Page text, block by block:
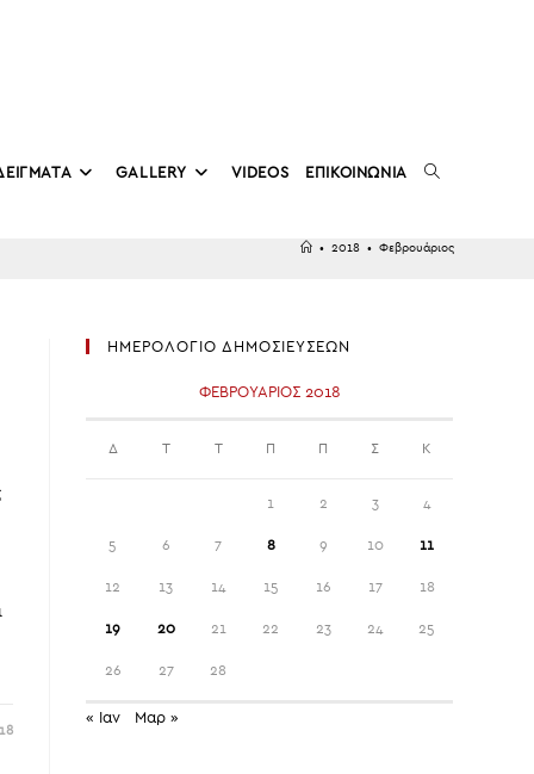
GALLERY VIDEOS ΕΠΙΚΟΙΝΩΝΙΑ TOGGLE
• 2018 • Φεβρουάριος
ΗΜΕΡΟΛΟΓΙΟ ΔΗΜΟΣΙΕΥΣΕΩΝ
ΦΕΒΡΟΥΆΡΙΟΣ 2018
Δ Τ Τ Π Π Σ Κ
1 2 3 4
5 6 7 8 9 10 11
12 13 14 15 16 17 18
19 20 21 22 23 24 25
26 27 28
« Ιαν Μαρ »